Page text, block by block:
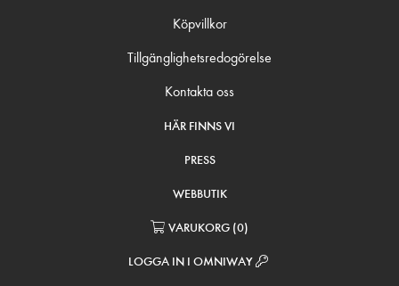
Köpvillkor
Tillgänglighetsredogörelse
Kontakta oss
HÄR FINNS VI
PRESS
WEBBUTIK
VARUKORG (0)
LOGGA IN I OMNIWAY